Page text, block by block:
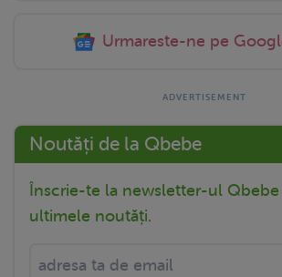
Urmareste-ne pe
Noutăți de la Qbebe
Înscrie-te la newsletter-ul Qbebe
ultimele noutăți.